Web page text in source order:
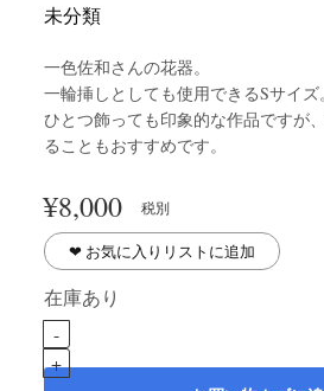
未分類
一色佐和さんの花器。
一輪挿しとしても使用できるSサイズ。
ひとつ飾っても印象的な作品ですが
ることもおすすめです。
¥8,000 税別
❤︎ お気に入りリストに追加
在庫あり